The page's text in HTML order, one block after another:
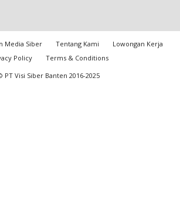
Media Siber Tentang Kami
Lowongan Kerja
Policy
Terms & Conditions
PT Visi Siber Banten 2016-2025